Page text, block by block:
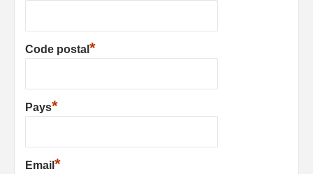
Code postal *
Pays*
Email *